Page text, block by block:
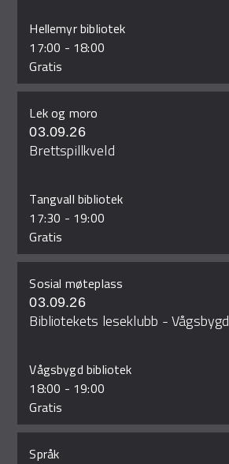
Hellemyr bibliotek
17:00 - 18:00
Gratis
Lek og moro
03.09.26
Brettspillkveld
Tangvall bibliotek
17:30 - 19:00
Gratis
Sosial møteplass
03.09.26
Bibliotekets leseklubb - Vågsbygd
Vågsbygd bibliotek
18:00 - 19:00
Gratis
Språk